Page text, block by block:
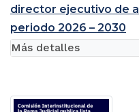
director ejecutivo de
periodo 2026 – 2030
Más detalles